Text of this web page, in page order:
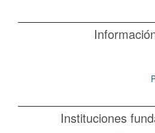
Instituciones